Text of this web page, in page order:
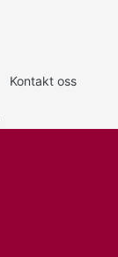
Kontakt oss